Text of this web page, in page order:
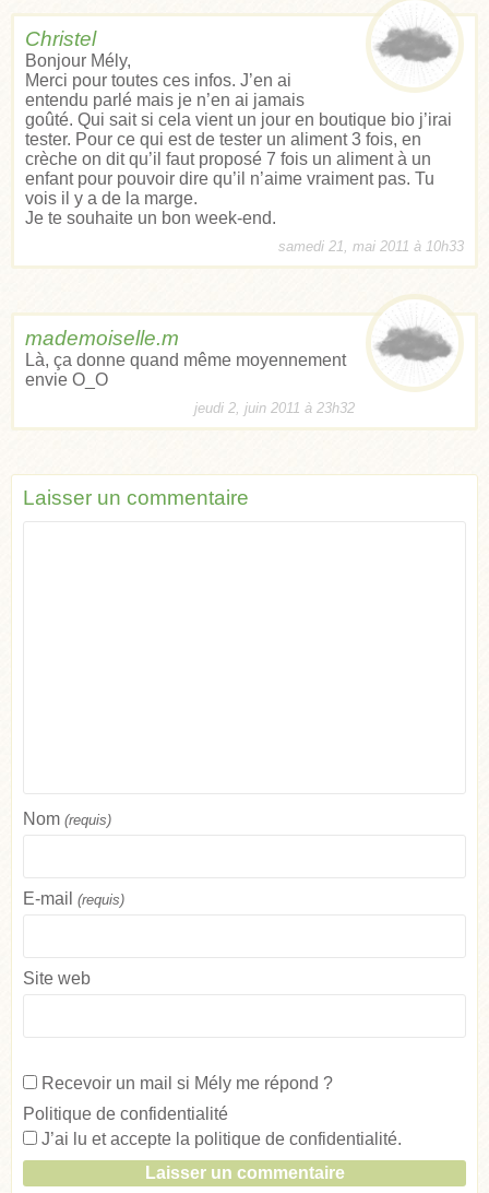
Christel
Bonjour Mély,
Merci pour toutes ces infos. J’en ai
entendu parlé mais je n’en ai jamais
goûté. Qui sait si cela vient un jour en boutique bio j’irai
tester. Pour ce qui est de tester un aliment 3 fois, en
crèche on dit qu’il faut proposé 7 fois un aliment à un
enfant pour pouvoir dire qu’il n’aime vraiment pas. Tu
vois il y a de la marge.
Je te souhaite un bon week-end.
samedi 21, mai 2011 à 10h33
mademoiselle.m
Là, ça donne quand même moyennement
envie O_O
jeudi 2, juin 2011 à 23h32
Laisser un commentaire
Nom (requis)
E-mail (requis)
Site web
Recevoir un mail si Mély me répond ?
Politique de confidentialité
J’ai lu et accepte la politique de confidentialité.